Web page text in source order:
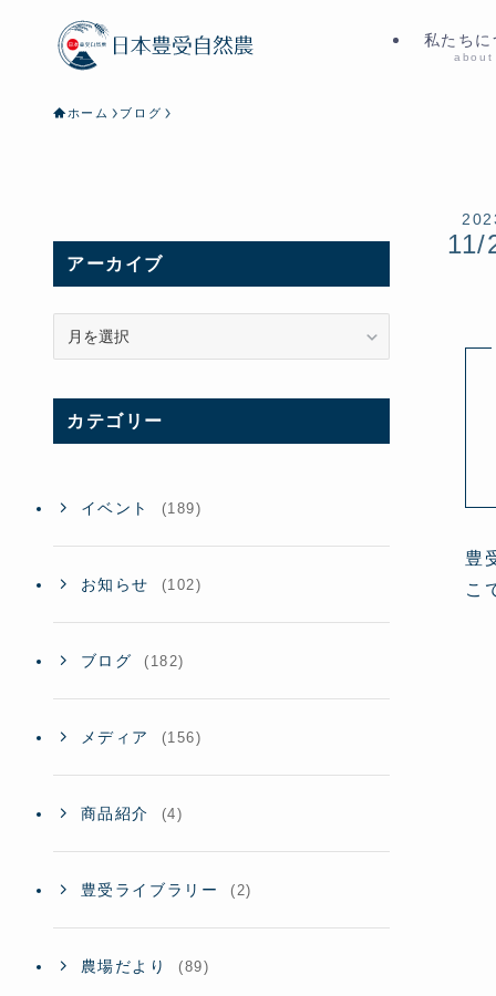
私たち
about
ホーム ブログ
11/
豊
こ
アーカイブ
ー
イ
ブカテゴリー
イベント (189)
お知らせ (102)
ブログ (182)
メディア (156)
商品紹介 (4)
豊受ライブラリー (2)
農場だより (89)